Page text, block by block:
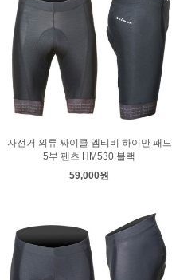
자전거 의류 싸이클 엠티비 하이만 패드
5부 팬츠 HM530 블랙
59,000원